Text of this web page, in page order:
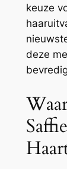
keuze
deze